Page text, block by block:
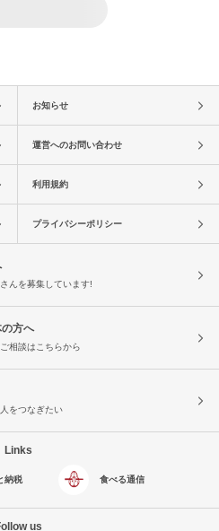
お知らせ
運営へのお問い合わせ
利用規約
プライバシーポリシー
んを募集しています!
方へ
相談はこちらから
をつなぎたい
Links
納税 食べる通信
us